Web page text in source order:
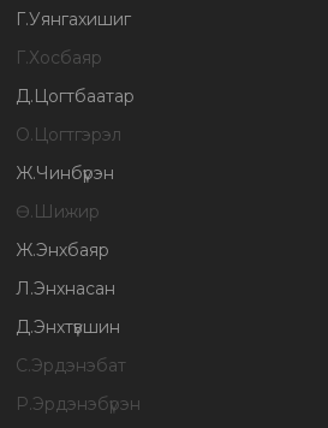
Г.Уянгахишиг
Г.Хосбаяр
Д.Цогтбаатар
О.Цогтгэрэл
Ж.Чинбүрэн
Ө.Шижир
Ж.Энхбаяр
Л.Энхнасан
Д.Энхтүвшин
С.Эрдэнэбат
Р.Эрдэнэбүрэн